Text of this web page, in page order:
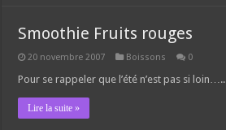
Smoothie Fruits rouges
20 novembre 2007 Boissons 0
Pour se rappeler que l’été n’est pas si loin…..
Lire la suite »